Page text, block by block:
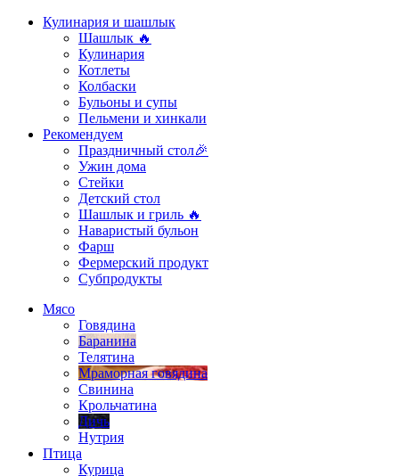
Кулинария и шашлык
Шашлык 🔥
Кулинария
Котлеты
Колбаски
Бульоны и супы
Пельмени и хинкали
Рекомендуем
Праздничный стол🎉
Ужин дома
Стейки
Детский стол
Шашлык и гриль 🔥
Наваристый бульон
Фарш
Фермерский продукт
Субпродукты
Мясо
Говядина
Баранина
Телятина
Мраморная говядина
Свинина
Крольчатина
Дичь
Нутрия
Птица
Курица